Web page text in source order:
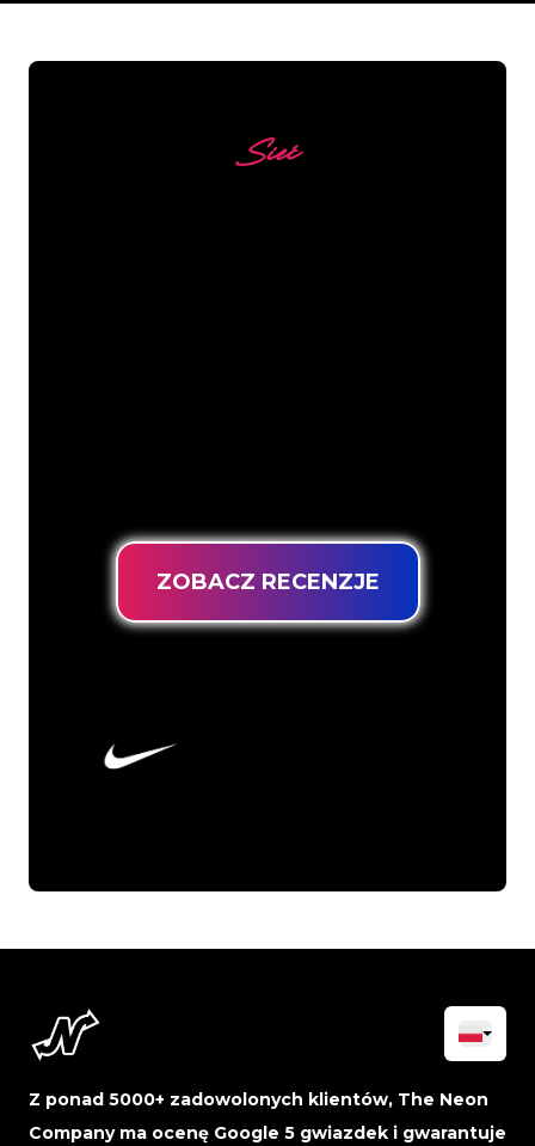
Sieć
ZOBACZ RECENZJE
Z ponad 5000+ zadowolonych klientów, The Neon
Company ma ocenę Google 5 gwiazdek i gwarantuje